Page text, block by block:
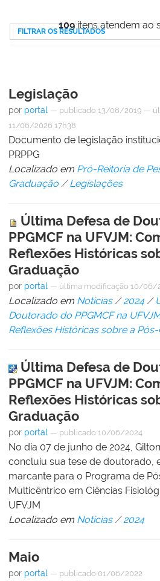
109itens atendem ao
FILTRAR OS RESULTADOS
Legislação
por portal — publicado 13/08/2019 —
11/06/2026 17h38
Documento de legislação
PRPPG
Localizado em Pró-Reitoria de
Graduação /Legislações
Última Defesa de
PPGMCF na UFVJM:
Reflexões Históricas
Graduação
por portal — última modificação 10/06/
Localizado em Notícias /2024 /
Doutorado do PPGMCF na
Reflexões Históricas sobre a
Última Defesa de
PPGMCF na UFVJM:
Reflexões Históricas
Graduação
por portal — publicado 10/06/2024
No dia 07 de junho de 2024,
concluiu sua tese de doutorado,
marcante para o Programa de
Multicêntrico em Ciências
UFVJM
Localizado em Notícias /2024
Maio
por portal — publicado 01/06/2022